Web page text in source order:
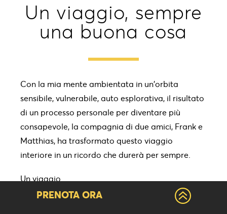
PRENOTA ORA
Un viaggio, sempre
una buona cosa
Con la mia mente ambientata in un'orbita
sensibile, vulnerabile, auto esplorativa, il risultato
di un processo personale per diventare più
consapevole, la compagnia di due amici, Frank e
Matthias, ha trasformato questo viaggio
interiore in un ricordo che durerà per sempre.
Un viaggio…
... pensa a uno mentale e sei entusiasta delle
cose che scopri dei tuoi pensieri e del tuo modo